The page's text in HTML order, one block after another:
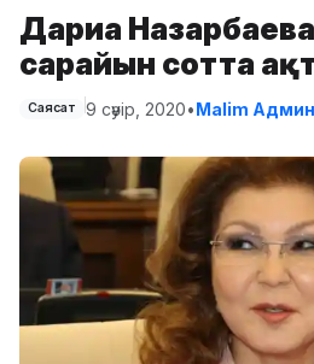
Дариға
сарайын сотта
Саясат 9 сәуір, 2020•Malim Админ